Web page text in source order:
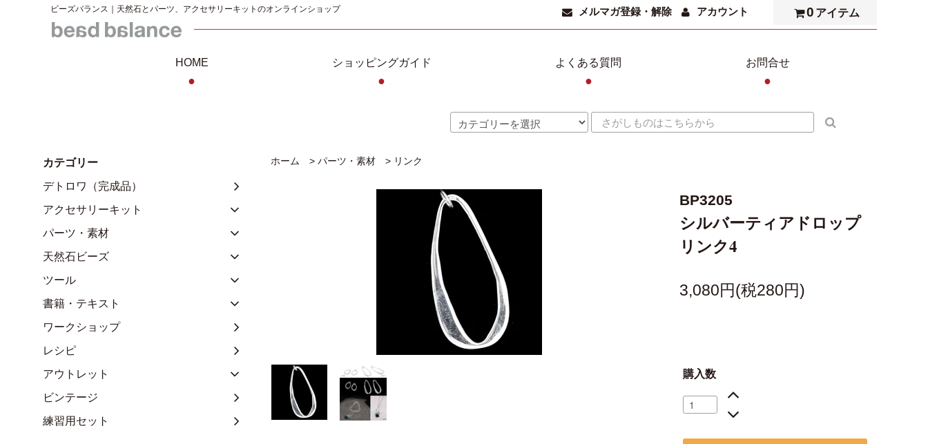
ビーズバランス｜天然石とパーツ、アクセサリーキットのオンラインショップ メルマガ登録・解除 アカウント 0 アイテム
HOME
●
ショッピングガイド
●
よくある質問
●
お問合せ
●
ホーム > パーツ・素材 > リンク
BP3205
シルバーティアドロップ
リンク4
3,080円(税280円)
購入数
カテゴリー
デトロワ（完成品）
アクセサリーキット
パーツ・素材
天然石ビーズ
ツール
書籍・テキスト
ワークショップ
レシピ
アウトレット
ビンテージ
練習用セット